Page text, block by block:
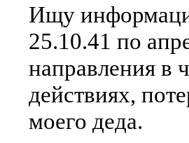
Ищу
25.10.41 по
направления в
действиях,
моего деда.